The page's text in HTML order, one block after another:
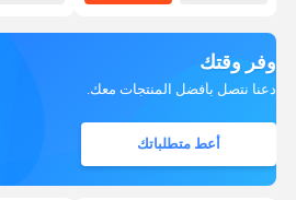
وفر وقتك
دعنا نتصل بأفضل المنتجات معك.
أعط متطلباتك